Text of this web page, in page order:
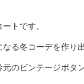
トです。
る冬コーデを作り
のビンテージボタ